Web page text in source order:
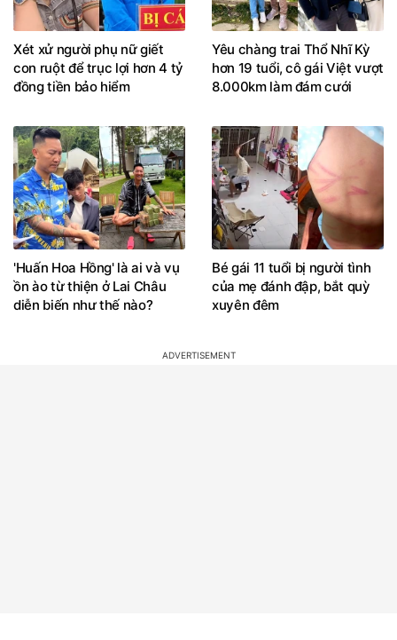
Xét xử người phụ nữ giết
con ruột để trục lợi hơn 4 tỷ
đồng tiền bảo hiểm
Yêu chàng trai Thổ Nhĩ Kỳ
hơn 19 tuổi, cô gái Việt vượt
8.000km làm đám cưới
'Huấn Hoa Hồng' là ai và vụ
ồn ào từ thiện ở Lai Châu
diễn biến như thế nào?
Bé gái 11 tuổi bị người tình
của mẹ đánh đập, bắt quỳ
xuyên đêm